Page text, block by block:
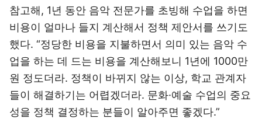
참고해, 1년 동안 음악 전문가를 초빙해 수업을 하면
비용이 얼마나 들지 계산해서 정책 제안서를 쓰기도
했다. “정당한 비용을 지불하면서 의미 있는 음악 수
업을 하는 데 드는 비용을 계산해보니 1년에 1000만
원 정도더라. 정책이 바뀌지 않는 이상, 학교 관계자
들이 해결하기는 어렵겠더라. 문화·예술 수업의 중요
성을 정책 결정하는 분들이 알아주면 좋겠다.”